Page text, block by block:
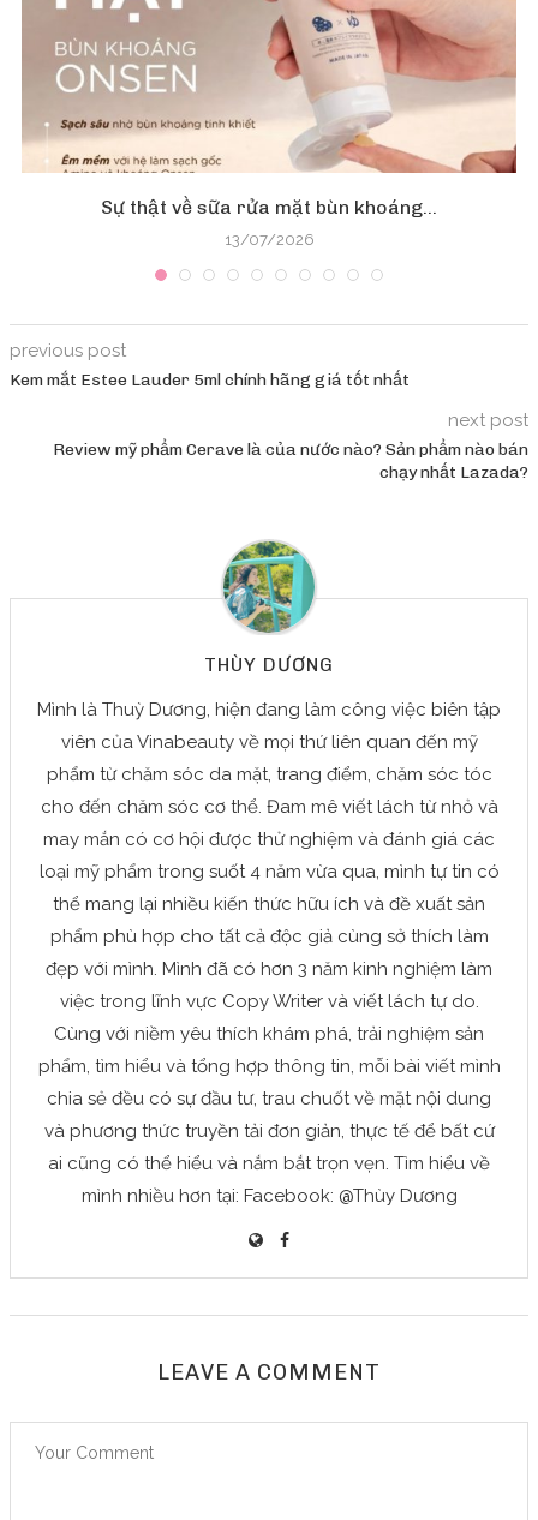
Sự thật về sữa rửa mặt bùn khoáng...
13/07/2026
previous post
Kem mắt Estee Lauder 5ml chính hãng giá tốt nhất
next post
Review mỹ phẩm Cerave là của nước nào? Sản phẩm nào bán
chạy nhất Lazada?
THÙY DƯƠNG
Mình là Thuỳ Dương, hiện đang làm công việc biên tập
viên của Vinabeauty về mọi thứ liên quan đến mỹ
phẩm từ chăm sóc da mặt, trang điểm, chăm sóc tóc
cho đến chăm sóc cơ thể. Đam mê viết lách từ nhỏ và
may mắn có cơ hội được thử nghiệm và đánh giá các
loại mỹ phẩm trong suốt 4 năm vừa qua, mình tự tin có
thể mang lại nhiều kiến thức hữu ích và đề xuất sản
phẩm phù hợp cho tất cả độc giả cùng sở thích làm
đẹp với mình. Mình đã có hơn 3 năm kinh nghiệm làm
việc trong lĩnh vực Copy Writer và viết lách tự do.
Cùng với niềm yêu thích khám phá, trải nghiệm sản
phẩm, tìm hiểu và tổng hợp thông tin, mỗi bài viết mình
chia sẻ đều có sự đầu tư, trau chuốt về mặt nội dung
và phương thức truyền tải đơn giản, thực tế để bất cứ
ai cũng có thể hiểu và nắm bắt trọn vẹn. Tìm hiểu về
mình nhiều hơn tại: Facebook: @Thùy Dương
LEAVE A COMMENT